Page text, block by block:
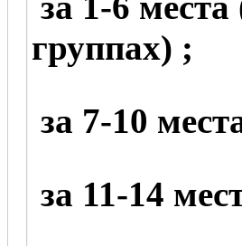
группах) ;
за 7-10
за 11-14